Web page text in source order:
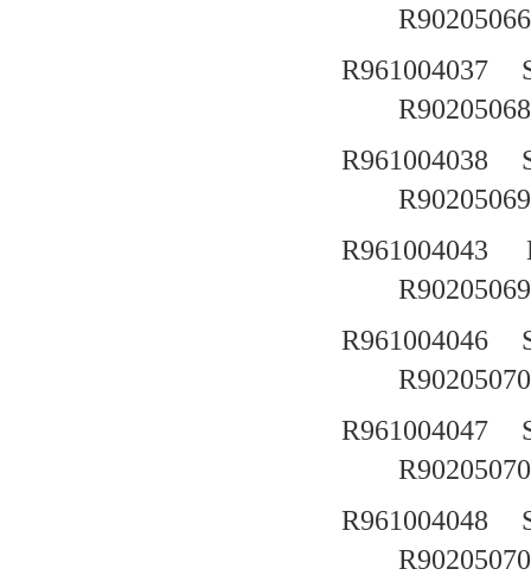
R961004037
R961004038
R961004043
R961004046
R961004047
R961004048